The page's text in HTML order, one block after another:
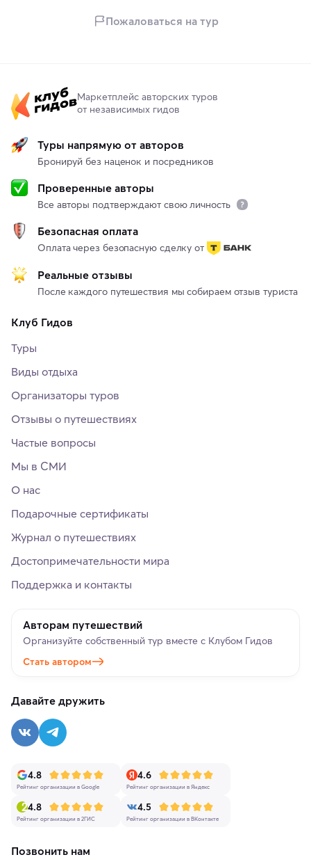
Пожаловаться на тур
Маркетплейс авторских туров
от независимых гидов
Туры напрямую от авторов
Бронируй без наценок и посредников
Проверенные авторы
Все авторы подтверждают свою личность
Безопасная оплата
Оплата через безопасную сделку от
Реальные отзывы
После каждого путешествия мы собираем отзыв туриста
Клуб Гидов
Туры
Виды отдыха
Организаторы туров
Отзывы о путешествиях
Частые вопросы
Мы в СМИ
О нас
Подарочные сертификаты
Журнал о путешествиях
Достопримечательности мира
Поддержка и контакты
Авторам путешествий
Организуйте собственный тур вместе с Клубом Гидов
Стать автором
Давайте дружить
4.8
Рейтинг организации в Google
4.6
Рейтинг организации в Яндекс
4.8
Рейтинг организации в 2ГИС
4.5
Рейтинг организации в ВКонтакте
Позвонить нам